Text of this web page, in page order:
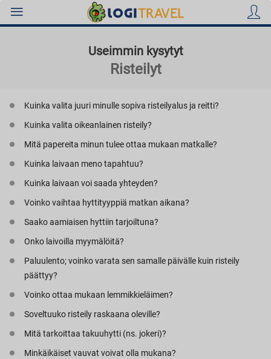
Hotellit
Lennot
Äkkilähdöt
Karibia
Useimmin kysytyt
Risteilyt
Kuinka valita juuri minulle sopiva risteilyalus ja reitti?
Kuinka valita oikeanlainen risteily?
Mitä papereita minun tulee ottaa mukaan matkalle?
Kuinka laivaan meno tapahtuu?
Kuinka laivaan voi saada yhteyden?
Voinko vaihtaa hyttityyppiä matkan aikana?
Saako aamiaisen hyttiin tarjoiltuna?
Onko laivoilla myymälöitä?
Paluulento; voinko varata sen samalle päivälle kuin risteily
päättyy?
Voinko ottaa mukaan lemmikkieläimen?
Soveltuuko risteily raskaana oleville?
Mitä tarkoittaa takuuhytti (ns. jokeri)?
Minkäikäiset vauvat voivat olla mukana?